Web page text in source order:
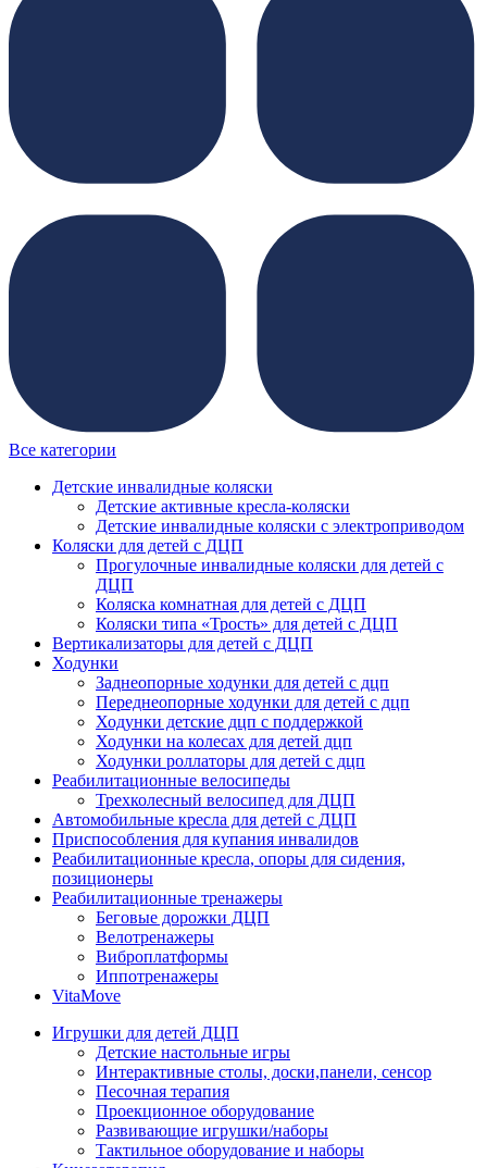
Все категории
Детские инвалидные коляски
Детские активные кресла-коляски
Детские инвалидные коляски с электроприводом
Коляски для детей с ДЦП
Прогулочные инвалидные коляски для детей с
ДЦП
Коляска комнатная для детей с ДЦП
Коляски типа «Трость» для детей с ДЦП
Вертикализаторы для детей с ДЦП
Ходунки
Заднеопорные ходунки для детей с дцп
Переднеопорные ходунки для детей с дцп
Ходунки детские дцп с поддержкой
Ходунки на колесах для детей дцп
Ходунки роллаторы для детей с дцп
Реабилитационные велосипеды
Трехколесный велосипед для ДЦП
Автомобильные кресла для детей с ДЦП
Приспособления для купания инвалидов
Реабилитационные кресла, опоры для сидения,
позиционеры
Реабилитационные тренажеры
Беговые дорожки ДЦП
Велотренажеры
Виброплатформы
Иппотренажеры
VitaMove
Игрушки для детей ДЦП
Детские настольные игры
Интерактивные столы, доски,панели, сенсор
Песочная терапия
Проекционное оборудование
Развивающие игрушки/наборы
Тактильное оборудование и наборы